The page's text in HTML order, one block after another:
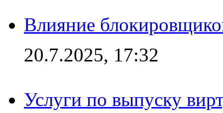
Влияние
20.7.2025, 17:32
Услуги по выпуску